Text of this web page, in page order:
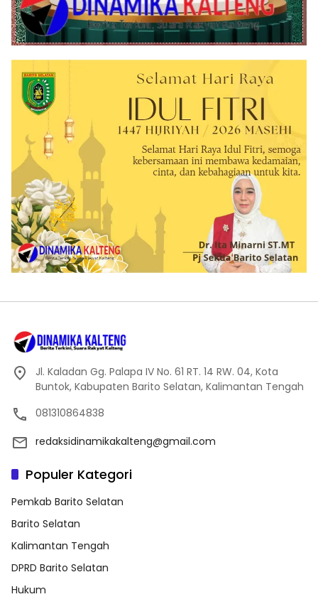
Jl. Kaladan Gg. Palapa IV No. 61 RT. 14 RW. 04, Kota
Buntok, Kabupaten Barito Selatan, Kalimantan Tengah
081310864838
redaksidinamikakalteng@gmail.com
Populer Kategori
Pemkab Barito Selatan
Barito Selatan
Kalimantan Tengah
DPRD Barito Selatan
Hukum